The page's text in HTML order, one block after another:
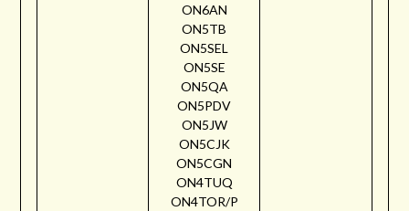
ON6AN
ON5TB
ON5SEL
ON5SE
ON5QA
ON5PDV
ON5JW
ON5CJK
ON5CGN
ON4TUQ
ON4TOR/P